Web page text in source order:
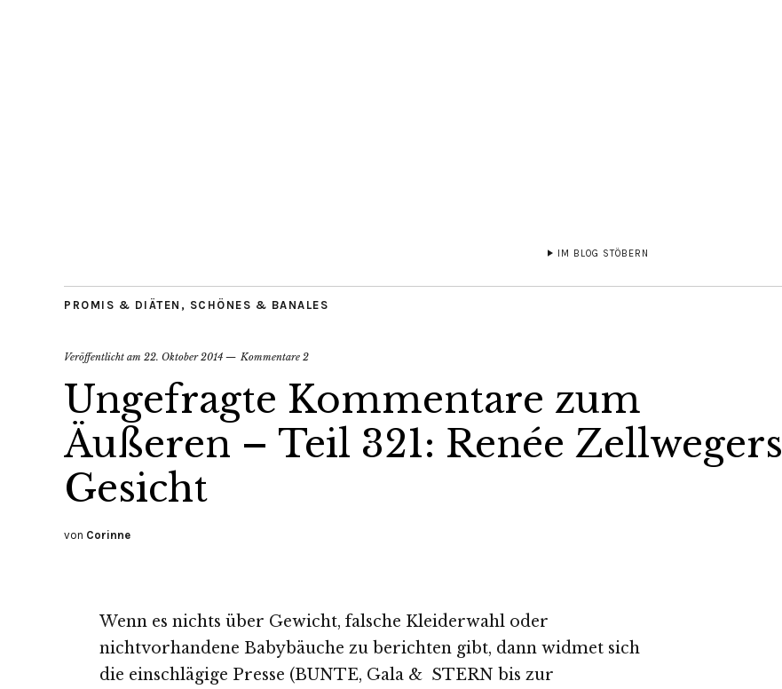
IM BLOG STÖBERN
PROMIS & DIÄTEN , SCHÖNES & BANALES
Veröffentlicht am 22. Oktober 2014 Kommentare 2
Ungefragte Kommentare zum
Äußeren – Teil 321: Renée Zellwegers
Gesicht
von Corinne
Wenn es nichts über Gewicht, falsche Kleiderwahl oder
nichtvorhandene Babybäuche zu berichten gibt, dann widmet sich
die einschlägige Presse (BUNTE, Gala & STERN bis zur